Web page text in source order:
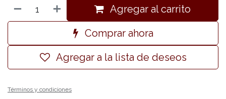
Agregar al carrito
Comprar ahora
Agregar a la lista de deseos
Términos y condiciones